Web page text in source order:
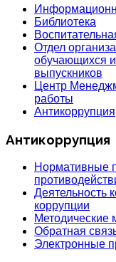
Библиотека
Отдел
обучающихся и
выпускников
Центр
работы
Антикоррупция
Антикоррупция
Нормативные
Деятельность
коррупции
Методические
Обратная
Электронные